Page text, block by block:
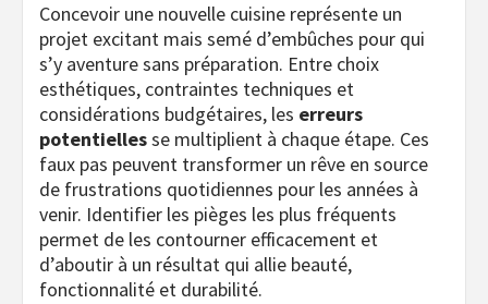
Concevoir une nouvelle cuisine représente un
projet excitant mais semé d’embûches pour qui
s’y aventure sans préparation. Entre choix
esthétiques, contraintes techniques et
considérations budgétaires, les erreurs
potentiellesse multiplient à chaque étape. Ces
faux pas peuvent transformer un rêve en source
de frustrations quotidiennes pour les années à
venir. Identifier les pièges les plus fréquents
permet de les contourner efficacement et
d’aboutir à un résultat qui allie beauté,
fonctionnalité et durabilité.